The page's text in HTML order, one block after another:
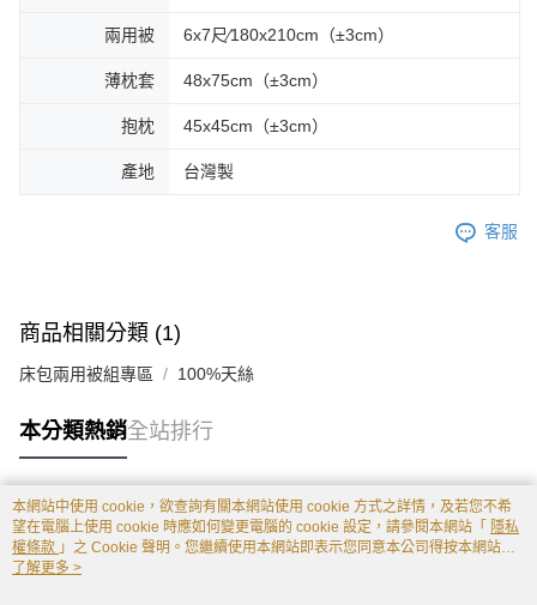
兩用被 6x7尺∕180x210cm（±3cm）
薄枕套 48x75cm（±3cm）
抱枕 45x45cm（±3cm）
產地 台灣製
客服
商品相關分類 (1)
床包兩用被組專區 100%天絲
本分類熱銷全站排行
熱門標籤
本網站中使用 cookie，欲查詢有關本網站使用 cookie 方式之詳情，及若您不希
望在電腦上使用 cookie 時應如何變更電腦的 cookie 設定，請參閱本網站「 隱私
權條款 」之 Cookie 聲明。您繼續使用本網站即表示您同意本公司得按本網站使
用條款之 Cookie 聲明使用 cookie。
了解更多 >